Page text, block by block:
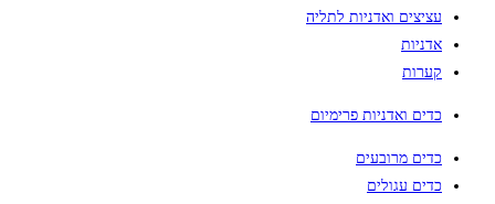
עציצים ואדניות לתליה
אדניות
קערות
כדים ואדניות פרימיום
כדים מרובעים
כדים עגולים